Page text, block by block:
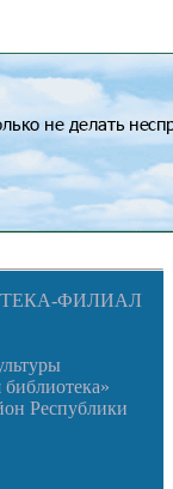
ФИЛИАЛ
Республики